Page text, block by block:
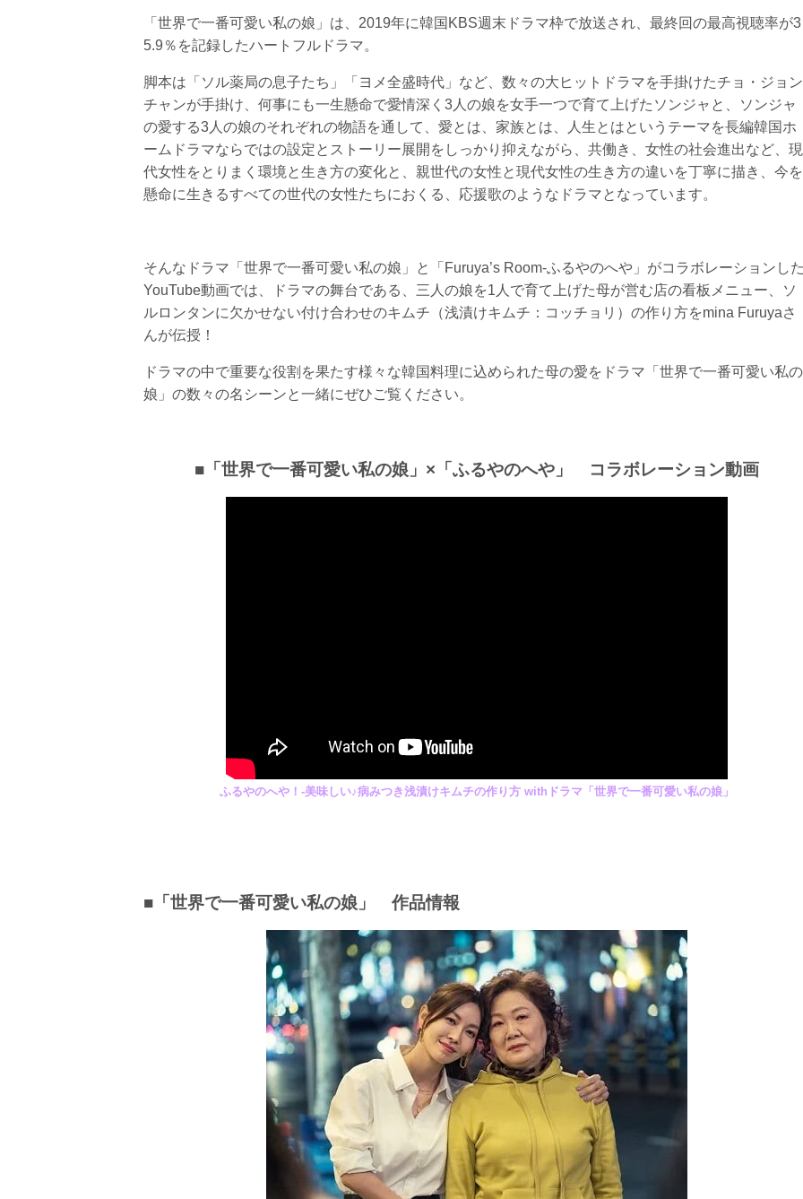
「世界で一番可愛い私の娘」は、2019年に韓国KBS週末ドラマ枠で放送され、最終回の最高視聴率が3
5.9％を記録したハートフルドラマ。
脚本は「ソル薬局の息子たち」「ヨメ全盛時代」など、数々の大ヒットドラマを手掛けたチョ・ジョン
チャンが手掛け、何事にも一生懸命で愛情深く3人の娘を女手一つで育て上げたソンジャと、ソンジャ
の愛する3人の娘のそれぞれの物語を通して、愛とは、家族とは、人生とはというテーマを長編韓国ホ
ームドラマならではの設定とストーリー展開をしっかり抑えながら、共働き、女性の社会進出など、現
代女性をとりまく環境と生き方の変化と、親世代の女性と現代女性の生き方の違いを丁寧に描き、今を
懸命に生きるすべての世代の女性たちにおくる、応援歌のようなドラマとなっています。
そんなドラマ「世界で一番可愛い私の娘」と「Furuya’s Room-ふるやのへや」がコラボレーションし
YouTube動画では、ドラマの舞台である、三人の娘を1人で育て上げた母が営む店の看板メニュー、ソ
ルロンタンに欠かせない付け合わせのキムチ（浅漬けキムチ：コッチョリ）の作り方をmina Furuyaさ
んが伝授！
ドラマの中で重要な役割を果たす様々な韓国料理に込められた母の愛をドラマ「世界で一番可愛い私の
娘」の数々の名シーンと一緒にぜひご覧ください。
■「世界で一番可愛い私の娘」×「ふるやのへや」 コラボレーション動画
ふるやのへや！-美味しい♪病みつき浅漬けキムチの作り方 withドラマ「世界で一番可愛い私の娘」
■「世界で一番可愛い私の娘」 作品情報